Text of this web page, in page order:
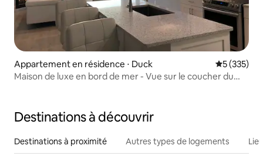
Appartement en résidence ⋅ Duck Évaluation
5 (335)
Maison de luxe en bord de mer - Vue sur le coucher du
Destinations à découvrir
Destinations à proximité Autres types de logements